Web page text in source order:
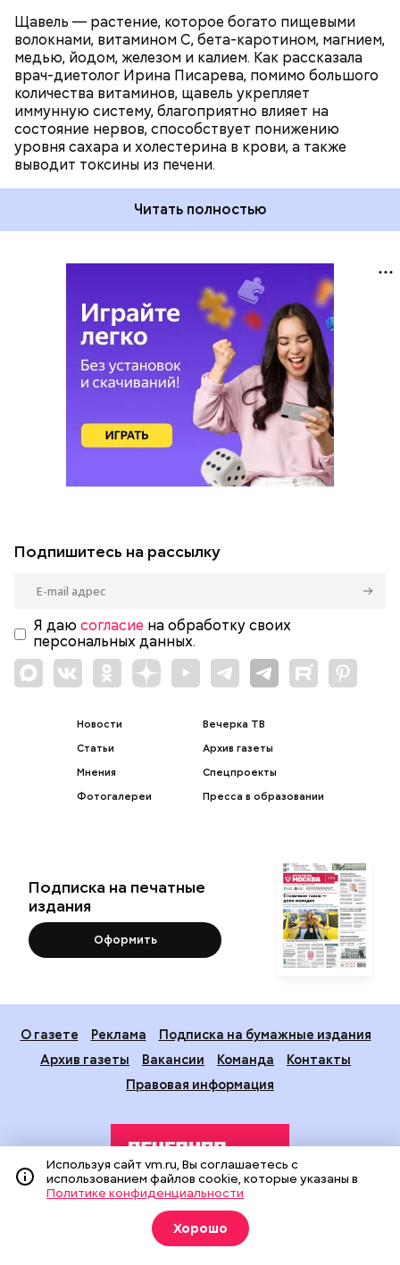
Щавель — растение, которое богато пищевыми
волокнами, витамином С, бета-каротином, магнием,
медью, йодом, железом и калием. Как рассказала
врач-диетолог Ирина Писарева, помимо большого
количества витаминов, щавель укрепляет
иммунную систему, благоприятно влияет на
состояние нервов, способствует понижению
уровня сахара и холестерина в крови, а также
выводит токсины из печени.
Читать полностью
Подпишитесь на рассылку
Я даю согласие на обработку своих
персональных данных.
Новости
Статьи
Мнения
Фотогалереи
Вечерка ТВ
Архив газеты
Спецпроекты
Пресса в образовании
Подписка на печатные
издания
Оформить
О газете Реклама
Подписка на бумажные издания
Архив газеты
Вакансии Команда
Контакты
Правовая информация
Издание создано при финансовой поддержке Департамента
средств массовой информации и рекламы города Москвы.
На сайте применяются рекомендательные технологии
Используя сайт vm.ru, Вы соглашаетесь с
использованием файлов cookie, которые указаны в
Политике конфиденциальности
Хорошо